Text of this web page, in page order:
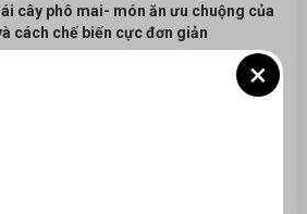
cây phô mai- món ăn ưu chuộng của
cách chế biến cực đơn giản
×